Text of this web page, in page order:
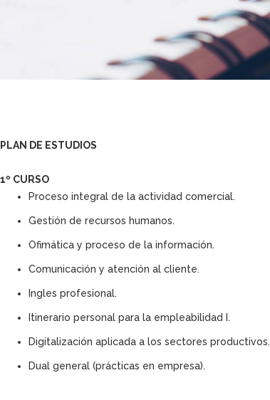
PLAN DE ESTUDIOS
1º CURSO
Proceso integral de la actividad comercial.
Gestión de recursos humanos.
Ofimática y proceso de la información.
Comunicación y atención al cliente.
Ingles profesional.
Itinerario personal para la empleabilidad I.
Digitalización aplicada a los sectores productivos.
Dual general (prácticas en empresa).